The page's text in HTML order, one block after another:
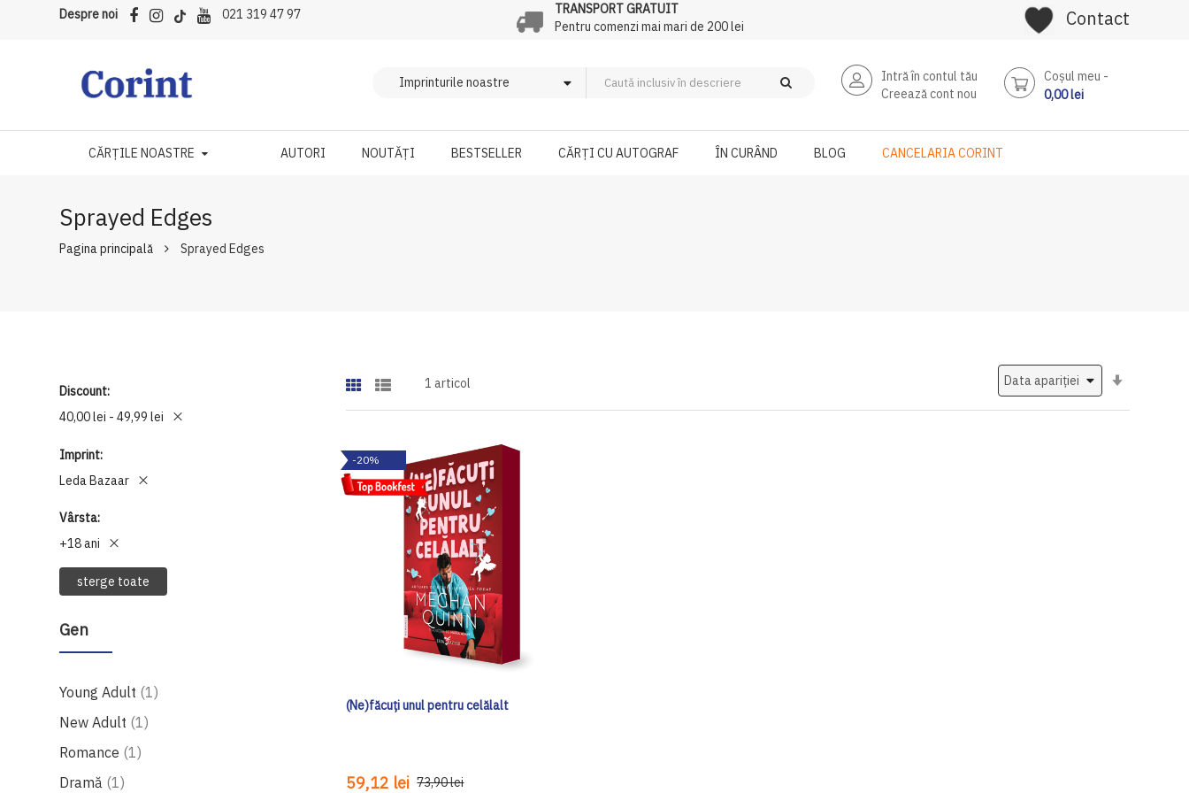
Despre noi 021 319 47 97
TRANSPORT GRATUIT
Pentru comenzi mai mari de 200 lei
Contact
Intră în contul tău
Creează cont nou
Coşul meu
0,00 lei
CĂRȚILE NOASTRE AUTORI NOUTĂȚI BESTSELLER CĂRȚI CU AUTOGRAF ÎN CURÂND BLOG CANCELARIA CORINT
Sprayed Edges
Pagina principală Sprayed Edges
Discount
40,00 lei - 49,99 lei
Imprint
Leda Bazaar
Vârsta
+18 ani
sterge toate
Gen
Young Adult 1produs
New Adult 1produs
Romance 1produs
Dramă 1produs
1 articol
-20%
(Ne)făcuți unul pentru celălalt
59,12 lei 73,90 lei